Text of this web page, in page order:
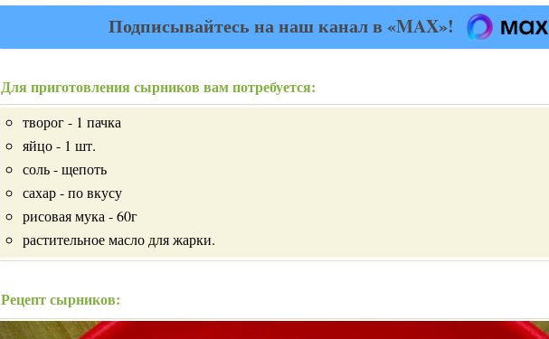
Подписывайтесь на наш канал в «MAX»!
Для приготовления сырников вам потребуется:
творог - 1 пачка
яйцо - 1 шт.
соль - щепоть
сахар - по вкусу
рисовая мука - 60г
растительное масло для жарки.
Рецепт сырников: